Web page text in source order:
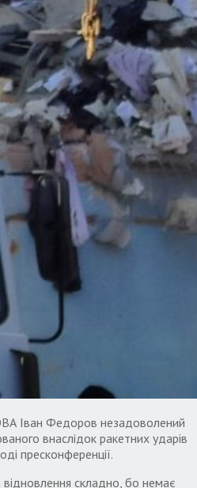
Іван Федоров незадоволений
внаслідок ракетних ударів
пресконференції.
складно, бо немає